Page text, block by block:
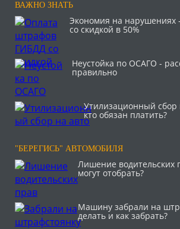
ВАЖНО ЗНАТЬ
Экономия на
со скидкой в 50%
Неустойка по ОСАГО -
правильно
Утилизационный сбор
кто обязан платить?
"БЕРЕГИСЬ" АВТОМОБИЛЯ
Лишение водительских
могут отобрать?
Машину забрали на
делать и как забрать?